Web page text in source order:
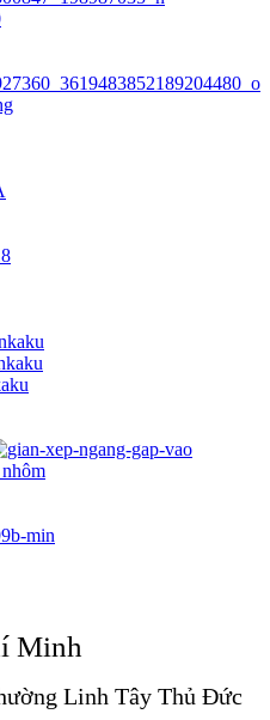
Minh
Linh Tây Thủ Đức